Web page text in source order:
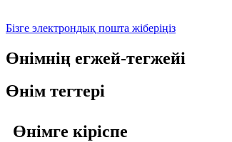
Бізге электрондық пошта жіберіңіз
Өнімнің егжей-тегжейі
Өнім тегтері
Өнімге кіріспе